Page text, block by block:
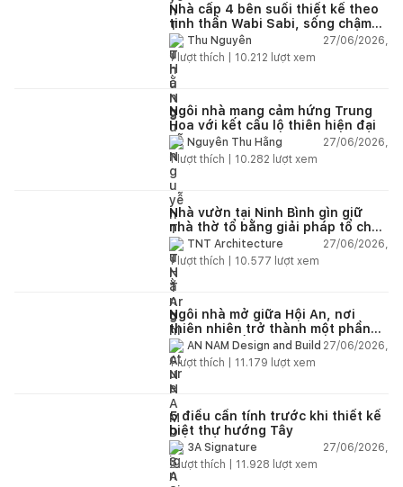
Nhà cấp 4 bên suối thiết kế theo
tinh thần Wabi Sabi, sống chậm
giữa thiên nhiên
Thu Nguyễn
27/06/2026,
1lượt thích | 10.212 lượt xem
Ngôi nhà mang cảm hứng Trung
Hoa với kết cấu lộ thiên hiện đại
Nguyễn Thu Hằng
27/06/2026,
1lượt thích | 10.282 lượt xem
Nhà vườn tại Ninh Bình gìn giữ
nhà thờ tổ bằng giải pháp tổ chức
lại không gian
TNT Architecture
27/06/2026,
1lượt thích | 10.577 lượt xem
Ngôi nhà mở giữa Hội An, nơi
thiên nhiên trở thành một phần
của cuộc sống
AN NAM Design and Build 27/06/2026,
1lượt thích | 11.179 lượt xem
5 điều cần tính trước khi thiết kế
biệt thự hướng Tây
3A Signature
27/06/2026,
2lượt thích | 11.928 lượt xem